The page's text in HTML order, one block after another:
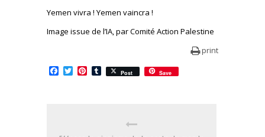
Yemen vivra ! Yemen vaincra !
Image issue de l’IA, par Comité Action Palestine
print
Facebook
TwitterPinterest
Tumblr
Post Save